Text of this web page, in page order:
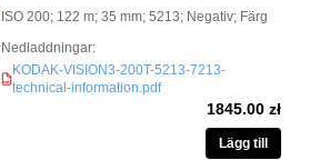
ISO 200; 122 m; 35 mm; 5213; Negativ; Färg
Nedladdningar:
PDF
KODAK-VISION3-200T-5213-7213-
technical-information.pdf
1845.00 zł
Lägg till